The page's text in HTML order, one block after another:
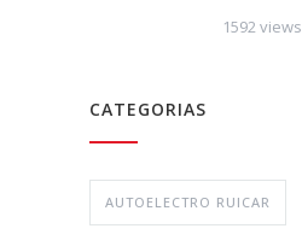
1592 views
CATEGORIAS
AUTOELECTRO RUICAR